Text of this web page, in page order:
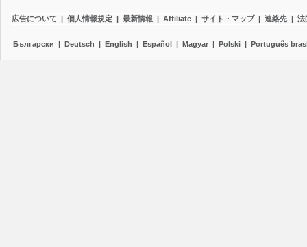
広告について | 個人情報規定 | 最新情報 | Affiliate | サイト・マップ | 連絡先 | 法
Български | Deutsch | English | Español | Magyar | Polski | Português